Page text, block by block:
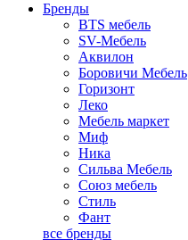
Бренды
BTS мебель
SV-Мебель
Аквилон
Боровичи Мебель
Горизонт
Леко
Мебель маркет
Миф
Ника
Сильва Мебель
Союз мебель
Стиль
Фант
все бренды